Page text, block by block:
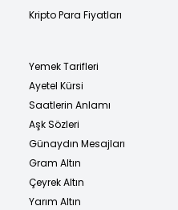
Kripto Para Fiyatları
Yemek Tarifleri
Ayetel Kürsi
Saatlerin Anlamı
Aşk Sözleri
Günaydın Mesajları
Gram Altın
Çeyrek Altın
Yarım Altın